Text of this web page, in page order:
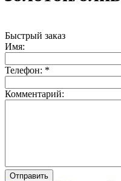
Быстрый заказ
Имя:
Телефон: *
Комментарий:
Отправить